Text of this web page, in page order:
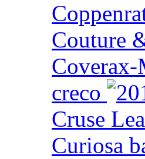
Couture
Coverax-
creco
Cruse
Curiosa